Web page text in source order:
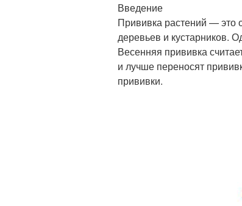
Введение
Прививка растений — это
деревьев и кустарников.
Весенняя прививка
и лучше переносят
прививки.